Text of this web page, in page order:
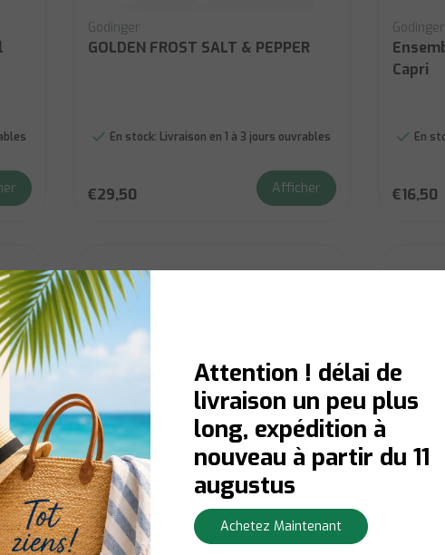
Godinger
GOLDEN FROST SALT & PEPPER
En stock: Livraison en 1 à 3 jours ouvrables
€29,50 Afficher
Godinger
Capri
En
€16,50
Godinger
Rayo Service de vaisselle – 18
Attention ! délai de
livraison un peu plus
long, expédition à
nouveau à partir du 11
augustus
Achetez Maintenant